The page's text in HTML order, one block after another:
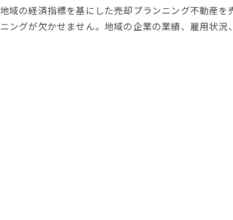
地域の経済指標を基にした売却プランニング不動産
ニングが欠かせません。地域の企業の業績、雇用状